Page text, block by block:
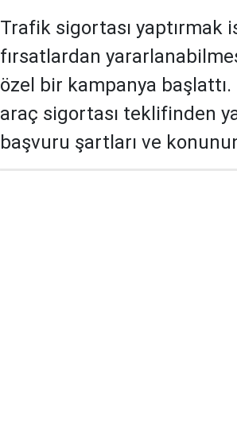
Trafik sigortası yaptırmak
fırsatlardan
özel bir kampanya
araç sigortası teklifinden
başvuru şartları ve